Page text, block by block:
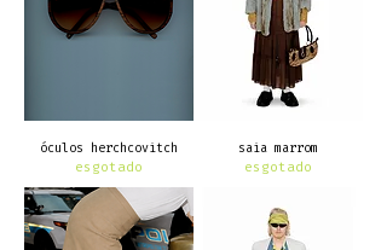
óculos herchcovitch
esgotado
saia marrom
esgotado